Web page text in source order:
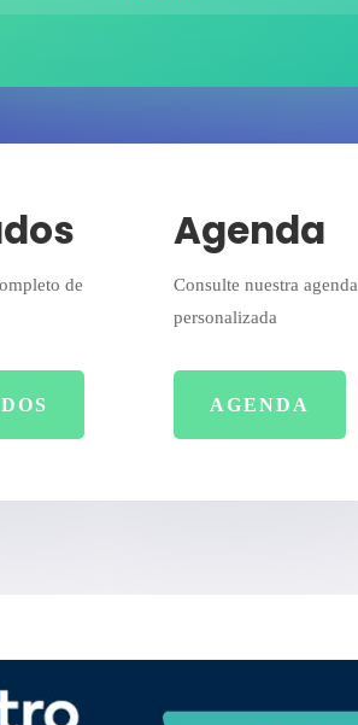
de
Agenda
Consulte nuestra agenda
personalizada
AGENDA